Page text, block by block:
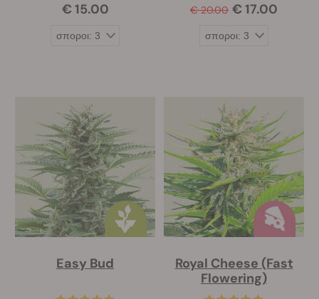
€ 15.00 € 20.00 € 17.00
Easy Bud
Royal Cheese (Fast
Flowering)